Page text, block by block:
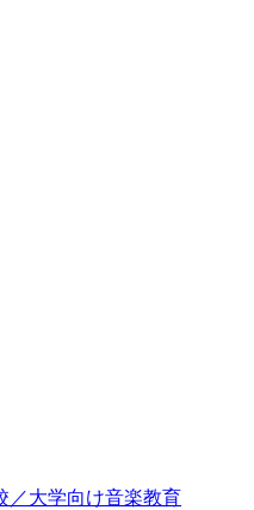
／大学向け音楽教育